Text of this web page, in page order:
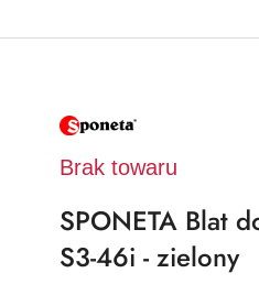
NAZWA
PRODUCENTA:
Brak towaru
SPONETA Blat
S3-46i - zielony